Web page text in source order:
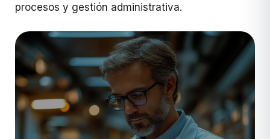
procesos y gestión administrativa.